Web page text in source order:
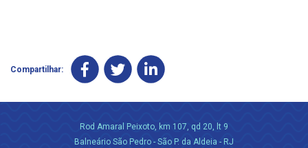
Compartilhar:
Rod Amaral Peixoto, km 107, qd 20, lt 9
Balneário São Pedro - São P. da Aldeia - RJ